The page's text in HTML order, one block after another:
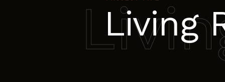
Living